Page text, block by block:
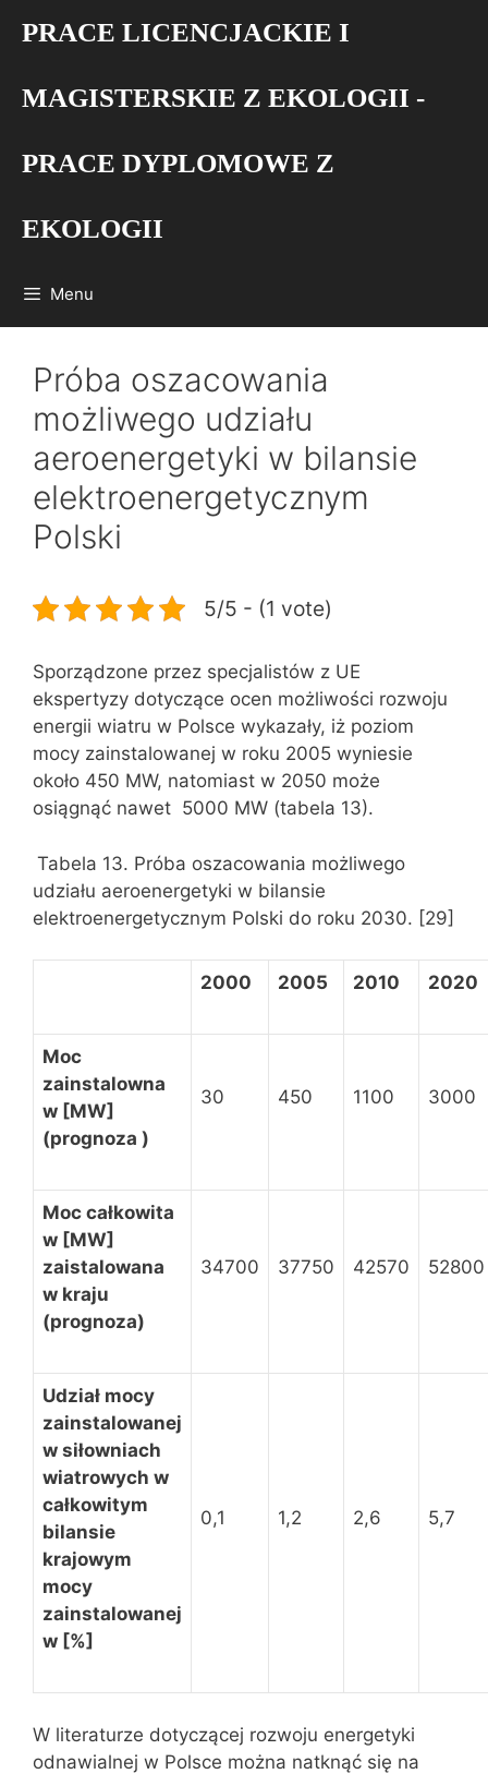
PRACE LICENCJACKIE I
MAGISTERSKIE Z EKOLOGII -
PRACE DYPLOMOWE Z
EKOLOGII
Menu
Próba oszacowania
możliwego udziału
aeroenergetyki w bilansie
elektroenergetycznym
Polski
5/5 - (1 vote)
Sporządzone przez specjalistów z UE
ekspertyzy dotyczące ocen możliwości rozwoju
energii wiatru w Polsce wykazały, iż poziom
mocy zainstalowanej w roku 2005 wyniesie
około 450 MW, natomiast w 2050 może
osiągnąć nawet 5000 MW (tabela 13).
Tabela 13. Próba oszacowania możliwego
udziału aeroenergetyki w bilansie
elektroenergetycznym Polski do roku 2030. [29]
2000 2005 2010 2020
Moc
zainstalowna
w [MW]
(prognoza )
30 450 1100 3000
Moc całkowita
w [MW]
zaistalowana
w kraju
(prognoza)
34700 37750 42570 52800
Udział mocy
zainstalowanej
w siłowniach
wiatrowych w
całkowitym
bilansie
krajowym
mocy
zainstalowanej
w [%]
0,1 1,2 2,6 5,7
W literaturze dotyczącej rozwoju energetyki
odnawialnej w Polsce można natknąć się na